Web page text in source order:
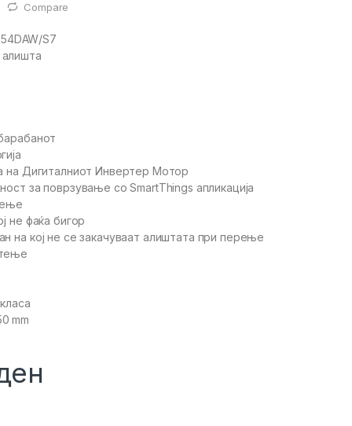
Compare
S7
на Дигиталниот Инвертер Мотор
за поврзување со SmartThings апликација
не фаќа бигор
на кој не се закачуваат алиштата при перење
mm